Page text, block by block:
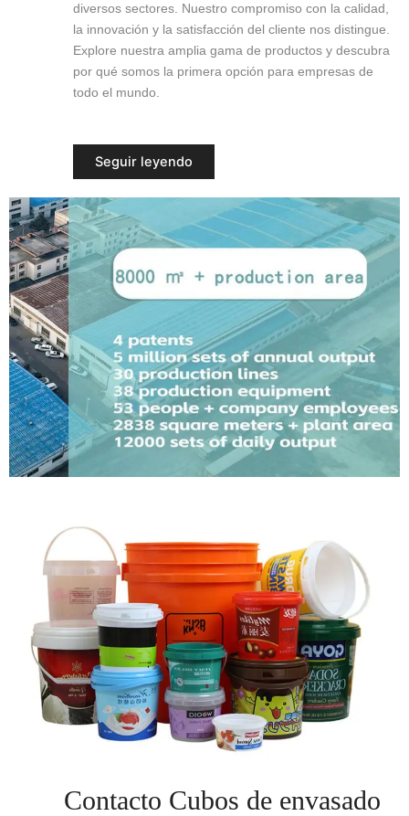
diversos sectores. Nuestro compromiso con la calidad,
la innovación y la satisfacción del cliente nos distingue.
Explore nuestra amplia gama de productos y descubra
por qué somos la primera opción para empresas de
todo el mundo.
Seguir leyendo
Contacto Cubos de envasado